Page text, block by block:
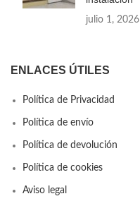
julio 1, 2026
ENLACES ÚTILES
Política de Privacidad
Política de envío
Política de devolución
Política de cookies
Aviso legal